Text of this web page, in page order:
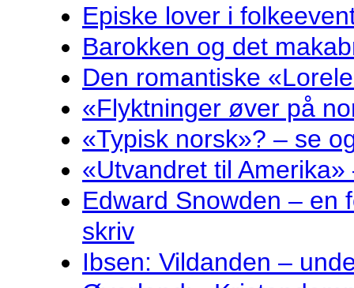
Episke lover i
Barokken og det
Den romantiske
«Flyktninger øver på
«Typisk norsk»? – se
«Utvandret til
Edward Snowden – en
skriv
Ibsen: Vildanden –